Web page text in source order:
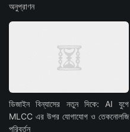
অনুপ্রাণন
ডিজাইন বিন্যাসের নতুন দিকে: AI যুগে
MLCC এর উপর যোগাযোগ ও তেকনোলজি
পরিবর্তন